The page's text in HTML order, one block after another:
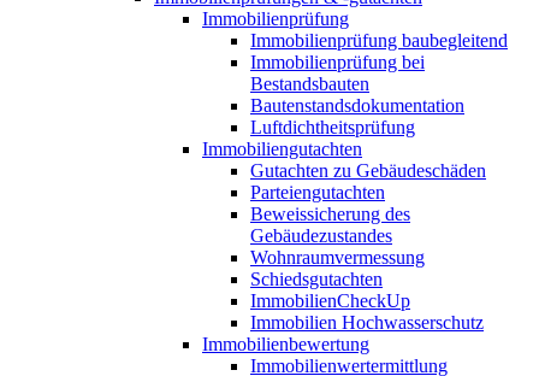
Immobilienprüfung
Immobilienprüfung baubegleitend
Immobilienprüfung bei
Bestandsbauten
Bautenstandsdokumentation
Luftdichtheitsprüfung
Immobiliengutachten
Gutachten zu Gebäudeschäden
Parteiengutachten
Beweissicherung des
Gebäudezustandes
Wohnraumvermessung
Schiedsgutachten
ImmobilienCheckUp
Immobilien Hochwasserschutz
Immobilienbewertung
Immobilienwertermittlung